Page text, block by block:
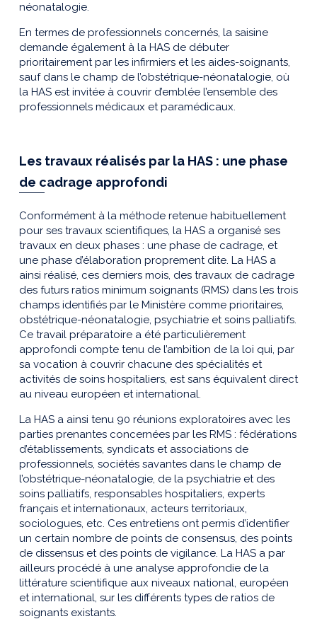
néonatalogie.
En termes de professionnels concernés, la saisine
demande également à la HAS de débuter
prioritairement par les infirmiers et les aides-soignants,
sauf dans le champ de l’obstétrique-néonatalogie, où
la HAS est invitée à couvrir d’emblée l’ensemble des
professionnels médicaux et paramédicaux.
Les travaux réalisés par la HAS : une phase
de cadrage approfondi
Conformément à la méthode retenue habituellement
pour ses travaux scientifiques, la HAS a organisé ses
travaux en deux phases : une phase de cadrage, et
une phase d’élaboration proprement dite. La HAS a
ainsi réalisé, ces derniers mois, des travaux de cadrage
des futurs ratios minimum soignants (RMS) dans les trois
champs identifiés par le Ministère comme prioritaires,
obstétrique-néonatalogie, psychiatrie et soins palliatifs.
Ce travail préparatoire a été particulièrement
approfondi compte tenu de l’ambition de la loi qui, par
sa vocation à couvrir chacune des spécialités et
activités de soins hospitaliers, est sans équivalent direct
au niveau européen et international.
La HAS a ainsi tenu 90 réunions exploratoires avec les
parties prenantes concernées par les RMS : fédérations
d’établissements, syndicats et associations de
professionnels, sociétés savantes dans le champ de
l’obstétrique-néonatalogie, de la psychiatrie et des
soins palliatifs, responsables hospitaliers, experts
français et internationaux, acteurs territoriaux,
sociologues, etc. Ces entretiens ont permis d’identifier
un certain nombre de points de consensus, des points
de dissensus et des points de vigilance. La HAS a par
ailleurs procédé à une analyse approfondie de la
littérature scientifique aux niveaux national, européen
et international, sur les différents types de ratios de
soignants existants.